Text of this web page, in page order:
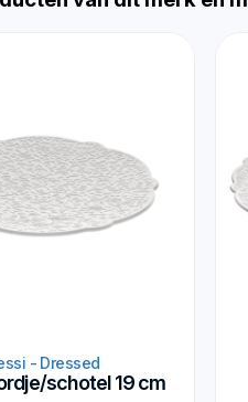
- Dressed
schotel 19 cm